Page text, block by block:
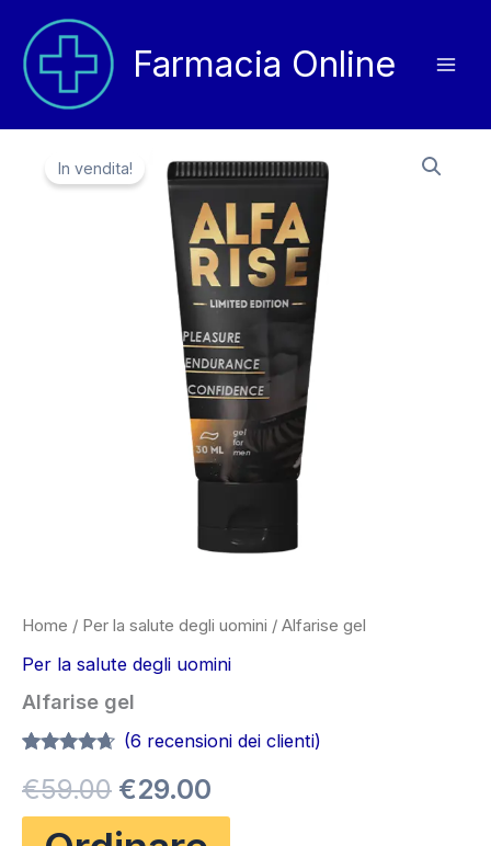
contenuto
Farmacia Online
In vendita!
Home / Per la salute degli uomini / Alfarise gel
Per la salute degli uomini
Alfarise gel
4.50su 5
su base
di
recensioni
(6 recensioni dei clienti)
€59.00 Il
prezzo
€29.00